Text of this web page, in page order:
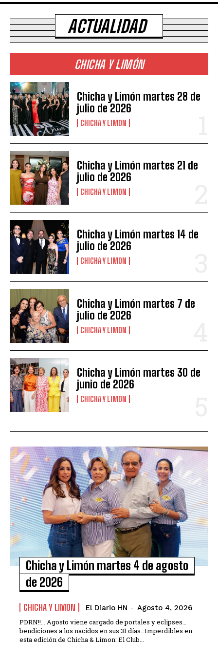
ACTUALIDAD
CHICHA Y LIMÓN
Chicha y Limón martes 28 de
julio de 2026
CHICHA Y LIMON
Chicha y Limón martes 21 de
julio de 2026
CHICHA Y LIMON
Chicha y Limón martes 14 de
julio de 2026
CHICHA Y LIMON
Chicha y Limón martes 7 de
julio de 2026
CHICHA Y LIMON
Chicha y Limón martes 30 de
junio de 2026
CHICHA Y LIMON
Chicha y Limón martes 4 de agosto
de 2026
CHICHA Y LIMON El Diario HN - Agosto 4, 2026
PDRN!!... Agosto viene cargado de portales y eclipses…
bendiciones a los nacidos en sus 31 días…Imperdibles en
esta edición de Chicha & Limon: El Club...